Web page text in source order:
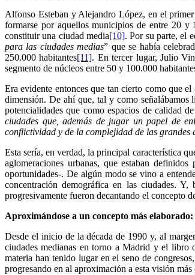
Alfonso Esteban y Alejandro López, en el
formarse por aquellos municipios de entre 20 y
constituir una ciudad media[10]. Por su parte, el
para las ciudades medias” que se había
250.000 habitantes[11]. En tercer lugar, Julio
segmento de núcleos entre 50 y 100.000
Era evidente entonces que tan cierto como que
dimensión. De ahí que, tal y como señalábamos
potencialidades que como espacios de calidad
ciudades que, además de jugar un papel de
conflictividad y de la complejidad de las
Esta sería, en verdad, la principal característica
aglomeraciones urbanas, que estaban
oportunidades-. De algún modo se vino a
concentración demográfica en las ciudades.
progresivamente fueron decantando el concepto
Aproximándose a un concepto más
Desde el inicio de la década de 1990 y, al
ciudades medianas en torno a Madrid y el libro
materia han tenido lugar en el seno de
progresando en al aproximación a esta visión